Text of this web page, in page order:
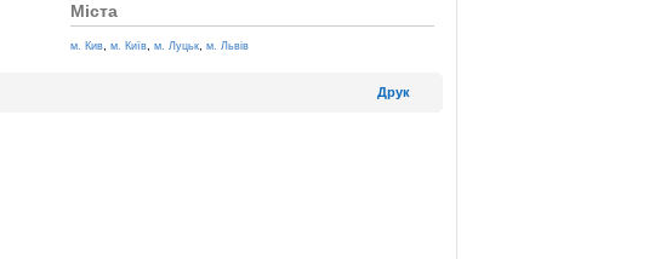
Міста
м. Кив м. Київ м. Луцьк м. Львів
Друк